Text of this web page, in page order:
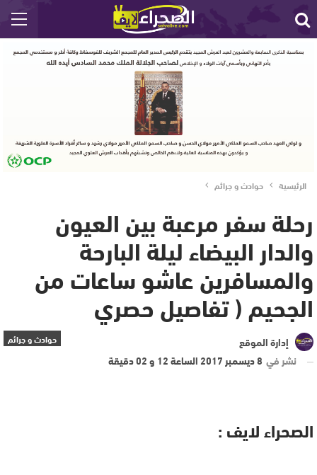
الرئيسية حوادث و جرائم
رحلة سفر مرعبة بين العيون
والدار البيضاء ليلة البارحة
والمسافرين عاشو ساعات من
الجحيم ( تفاصيل حصري
حوادث و جرائم
إدارة الموقع
نشر في 8 ديسمبر 2017 الساعة 12 و 02 دقيقة
الصحراء لايف :